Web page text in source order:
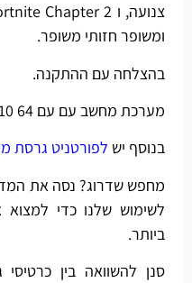
ומשופר חזותי משופר.
בהצלחה עם ההתקנה.
מערכת מחשב עם עם Windows 7/8/10 64 סיביות ומעלה.
בנוסף יש לפורטניט גרסת
לשימוש שלנו כדי למצוא
ביותר.
סנן להשוואה בין כרטיסי